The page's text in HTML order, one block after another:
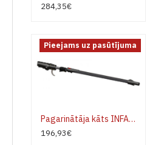
284,35€
Pieejams uz pasūtījuma
Pagarinātāja kāts INFACO P8F120 modelim F3015
196,93€